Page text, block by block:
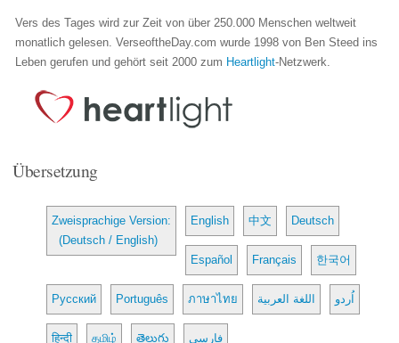
Vers des Tages wird zur Zeit von über 250.000 Menschen weltweit
monatlich gelesen. VerseoftheDay.com wurde 1998 von Ben Steed ins
Leben gerufen und gehört seit 2000 zum Heartlight-Netzwerk.
Übersetzung
Zweisprachige Version:
(Deutsch / English)
English 中文 Deutsch
Español Français 한국어
Русский Português ภาษาไทย اللغة العربية اُردو
हिन्दी தமிழ் తెలుగు فارسی